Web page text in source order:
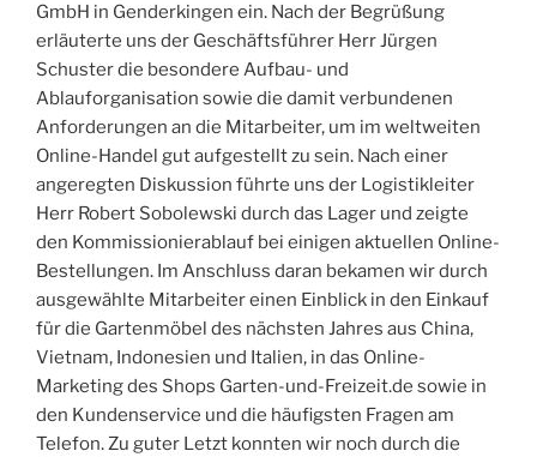
GmbH in Genderkingen ein. Nach der Begrüßung
erläuterte uns der Geschäftsführer Herr Jürgen
Schuster die besondere Aufbau- und
Ablauforganisation sowie die damit verbundenen
Anforderungen an die Mitarbeiter, um im weltweiten
Online-Handel gut aufgestellt zu sein. Nach einer
angeregten Diskussion führte uns der Logistikleiter
Herr Robert Sobolewski durch das Lager und zeigte
den Kommissionierablauf bei einigen aktuellen Online-
Bestellungen. Im Anschluss daran bekamen wir durch
ausgewählte Mitarbeiter einen Einblick in den Einkauf
für die Gartenmöbel des nächsten Jahres aus China,
Vietnam, Indonesien und Italien, in das Online-
Marketing des Shops Garten-und-Freizeit.de sowie in
den Kundenservice und die häufigsten Fragen am
Telefon. Zu guter Letzt konnten wir noch durch die